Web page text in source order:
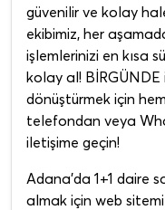
güvenilir ve kolay
ekibimiz, her
işlemlerinizi en kısa
kolay al!
dönüştürmek için
telefondan veya
iletişime geçin!
Adana'da 1+1 daire
almak için web